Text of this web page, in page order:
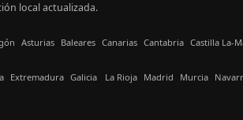
local actualizada.
Asturias Baleares Canarias Cantabria Castilla La-
Extremadura Galicia La Rioja Madrid Murcia